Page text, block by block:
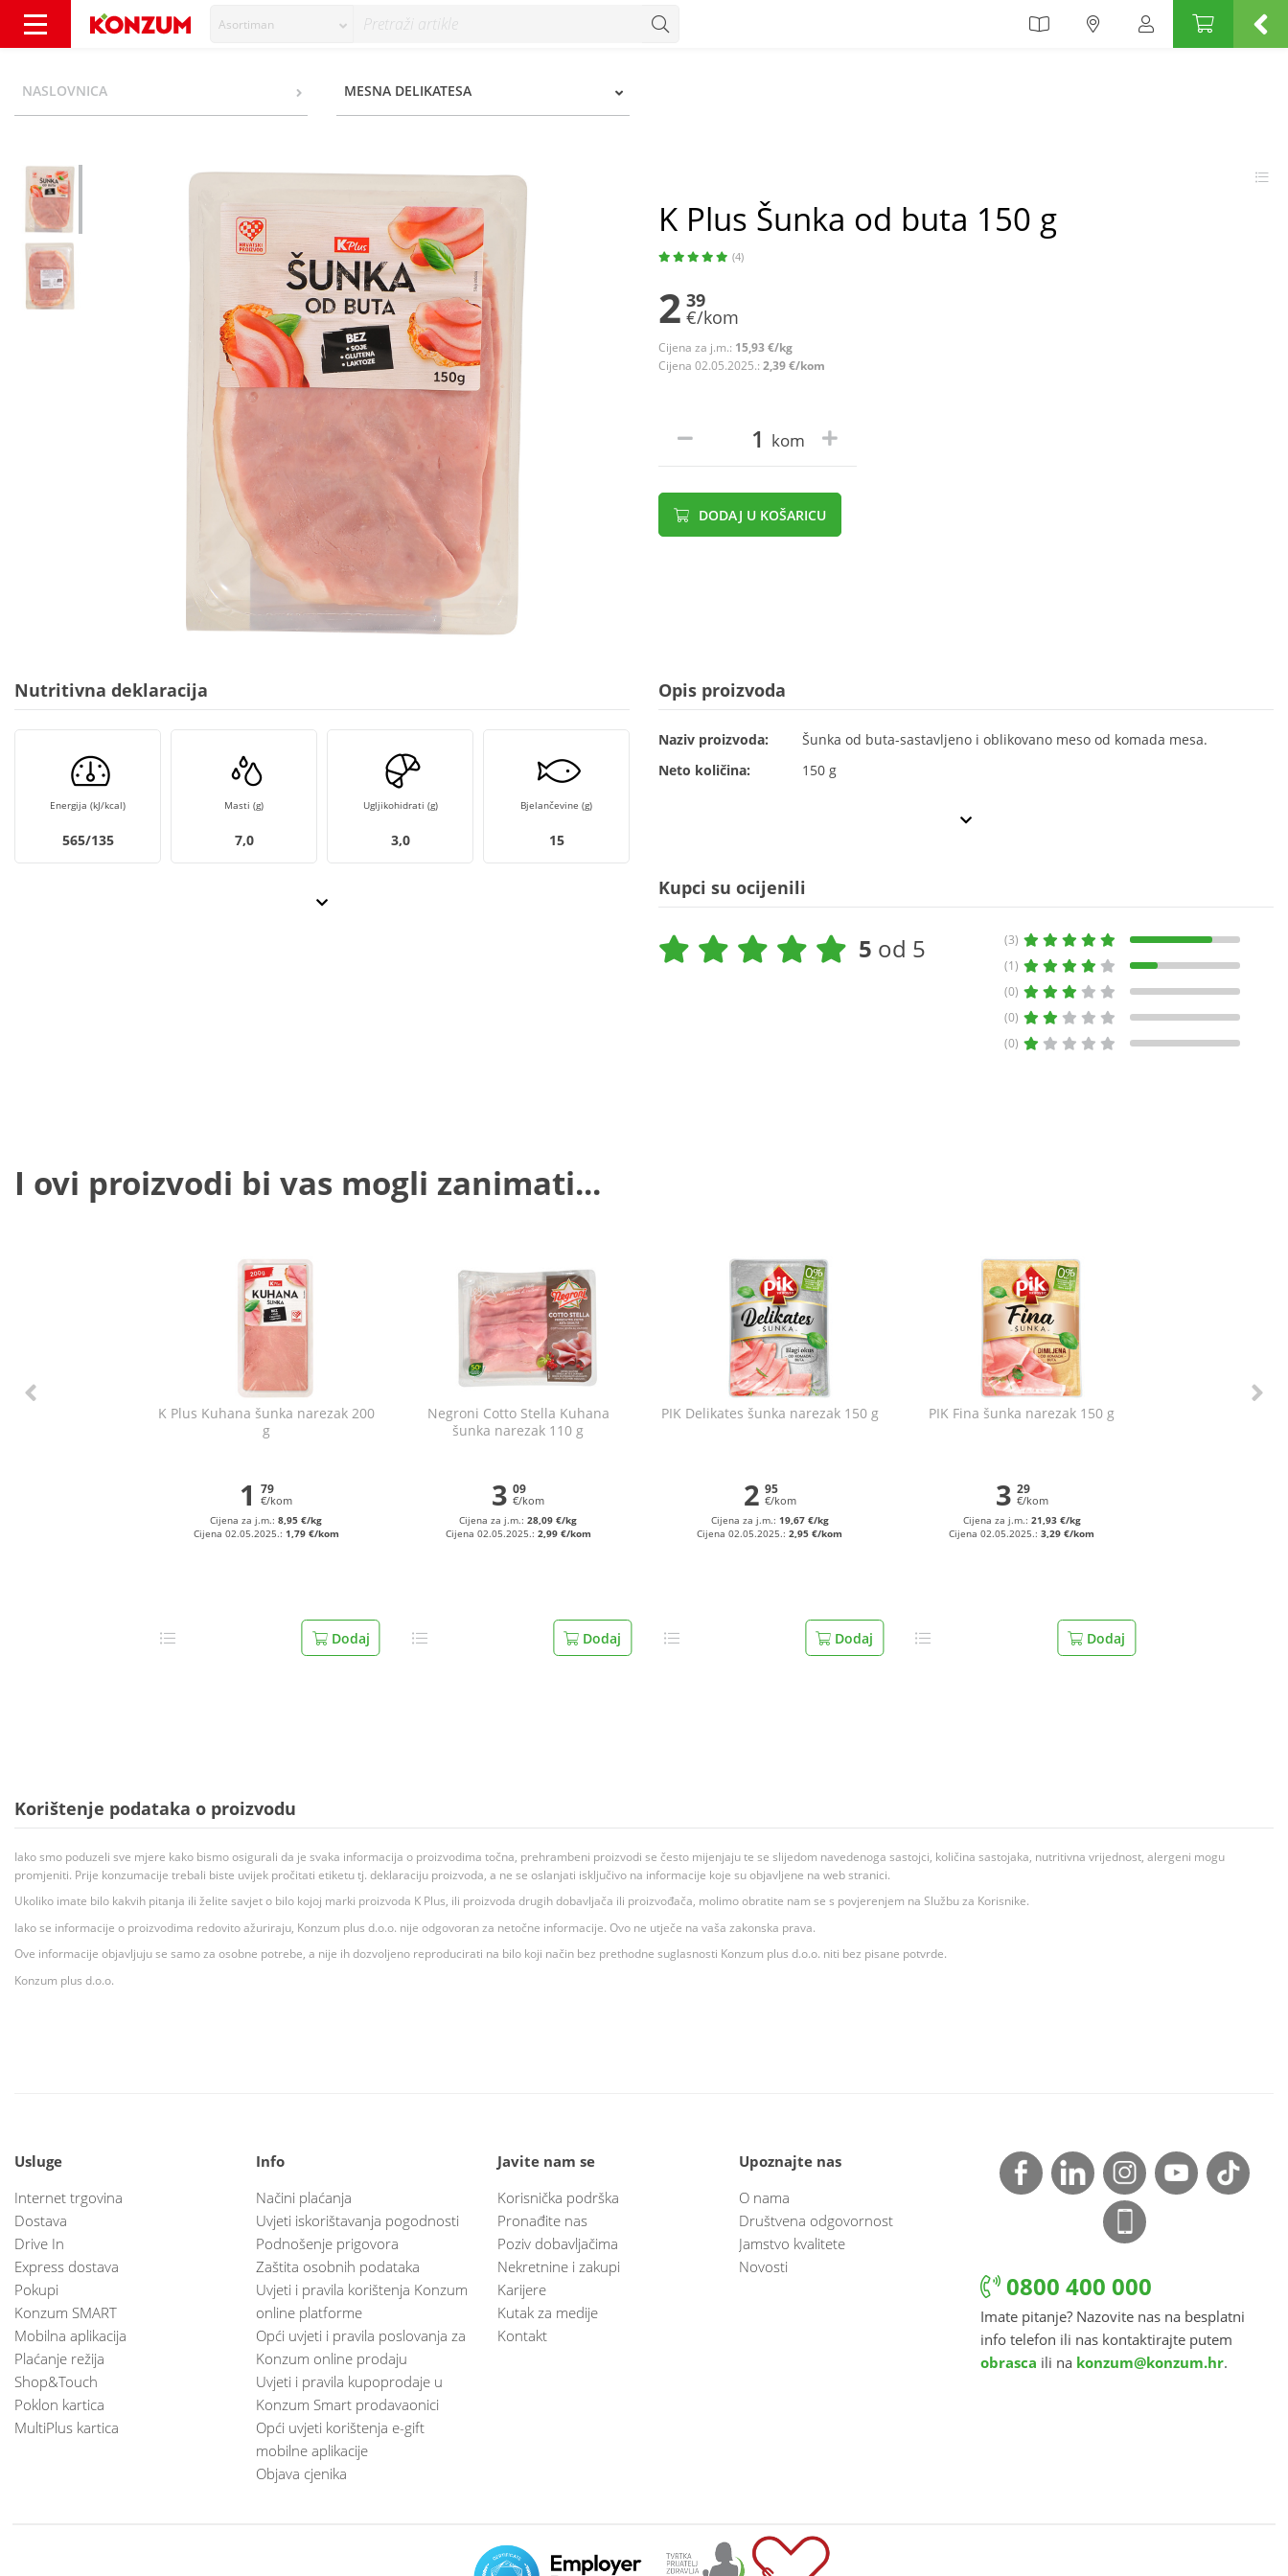
Asortiman
NASLOVNICA MESNA DELIKATESA
K Plus Šunka od buta 150 g
(4)
2 39
€/kom
Cijena za j.m.: 15,93 €/kg
Cijena 02.05.2025.: 2,39 €/kom
kom
DODAJ U KOŠARICU
Nutritivna deklaracija
Energija (kJ/kcal)
565/135
Masti (g)
7,0
Ugljikohidrati (g)
3,0
Bjelančevine (g)
15
Opis proizvoda
Naziv proizvoda:
Šunka od buta-sastavljeno i oblikovano meso od komada mesa.
Neto količina:
150 g
Kupci su ocijenili
5 od 5
(3)
(1)
(0)
(0)
(0)
I ovi proizvodi bi vas mogli zanimati...
K Plus Kuhana šunka narezak 200
g
1 79
€/kom
Cijena za j.m.:8,95 €/kg
Cijena 02.05.2025.: 1,79 €/kom
Dodaj
Negroni Cotto Stella Kuhana
šunka narezak 110 g
3 09
€/kom
Cijena za j.m.:28,09 €/kg
Cijena 02.05.2025.: 2,99 €/kom
Dodaj
PIK Delikates šunka narezak 150 g
2 95
€/kom
Cijena za j.m.: 19,67 €/kg
Cijena 02.05.2025.:2,95 €/kom
Dodaj
PIK Fina šunka narezak 150 g
3 29
€/kom
Cijena za j.m.: 21,93 €/kg
Cijena 02.05.2025.:3,29 €/kom
Dodaj
Korištenje podataka o proizvodu
Iako smo poduzeli sve mjere kako bismo osigurali da je svaka informacija o proizvodima točna, prehrambeni proizvodi se često mijenjaju te se slijedom navedenoga sastojci, količina sastojaka, nutritivna vrijednost, alergeni mogu
promjeniti. Prije konzumacije trebali biste uvijek pročitati etiketu tj. deklaraciju proizvoda, a ne se oslanjati isključivo na informacije koje su objavljene na web stranici.
Ukoliko imate bilo kakvih pitanja ili želite savjet o bilo kojoj marki proizvoda K Plus, ili proizvoda drugih dobavljača ili proizvođača, molimo obratite nam se s povjerenjem na Službu za Korisnike.
Iako se informacije o proizvodima redovito ažuriraju, Konzum plus d.o.o. nije odgovoran za netočne informacije. Ovo ne utječe na vaša zakonska prava.
Ove informacije objavljuju se samo za osobne potrebe, a nije ih dozvoljeno reproducirati na bilo koji način bez prethodne suglasnosti Konzum plus d.o.o. niti bez pisane potvrde.
Konzum plus d.o.o.
Usluge
Internet trgovina
Dostava
Drive In
Express dostava
Pokupi
Konzum SMART
Mobilna aplikacija
Plaćanje režija
Shop&Touch
Poklon kartica
MultiPlus kartica
Info
Načini plaćanja
Uvjeti iskorištavanja pogodnosti
Podnošenje prigovora
Zaštita osobnih podataka
Uvjeti i pravila korištenja Konzum
online platforme
Opći uvjeti i pravila poslovanja za
Konzum online prodaju
Uvjeti i pravila kupoprodaje u
Konzum Smart prodavaonici
Opći uvjeti korištenja e-gift
mobilne aplikacije
Objava cjenika
Javite nam se
Korisnička podrška
Pronađite nas
Poziv dobavljačima
Nekretnine i zakupi
Karijere
Kutak za medije
Kontakt
Upoznajte nas
O nama
Društvena odgovornost
Jamstvo kvalitete
Novosti
0800 400 000
Imate pitanje? Nazovite nas na besplatni
info telefon ili nas kontaktirajte putem
obrasca ili na konzum@konzum.hr.